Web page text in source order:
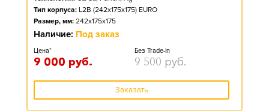
Тип корпуса: L2B (242x175x175) EURO
Размер, мм: 242x175x175
Наличие: Под заказ
Цена*
9 000 руб.
Без Trade-in
9 500 руб.
Заказать